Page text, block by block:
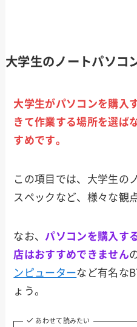
大学生のノートパソコ
大学生がパソコンを購入
きて作業する場所を選ば
すめです。
この項目では、大学生の
スペックなど、様々な観
なお、 パソコンを購入す
店はおすすめできません
ンピューターなど有名な
ょう。
あわせて読みたい